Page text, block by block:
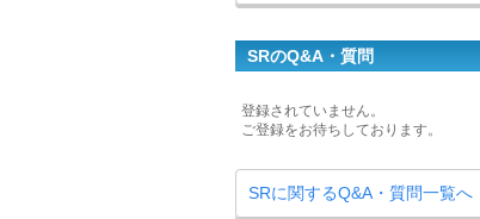
SRのQ&A・質問
登録されていません。
ご登録をお待ちしております。
SRに関するQ&A・質問一覧へ